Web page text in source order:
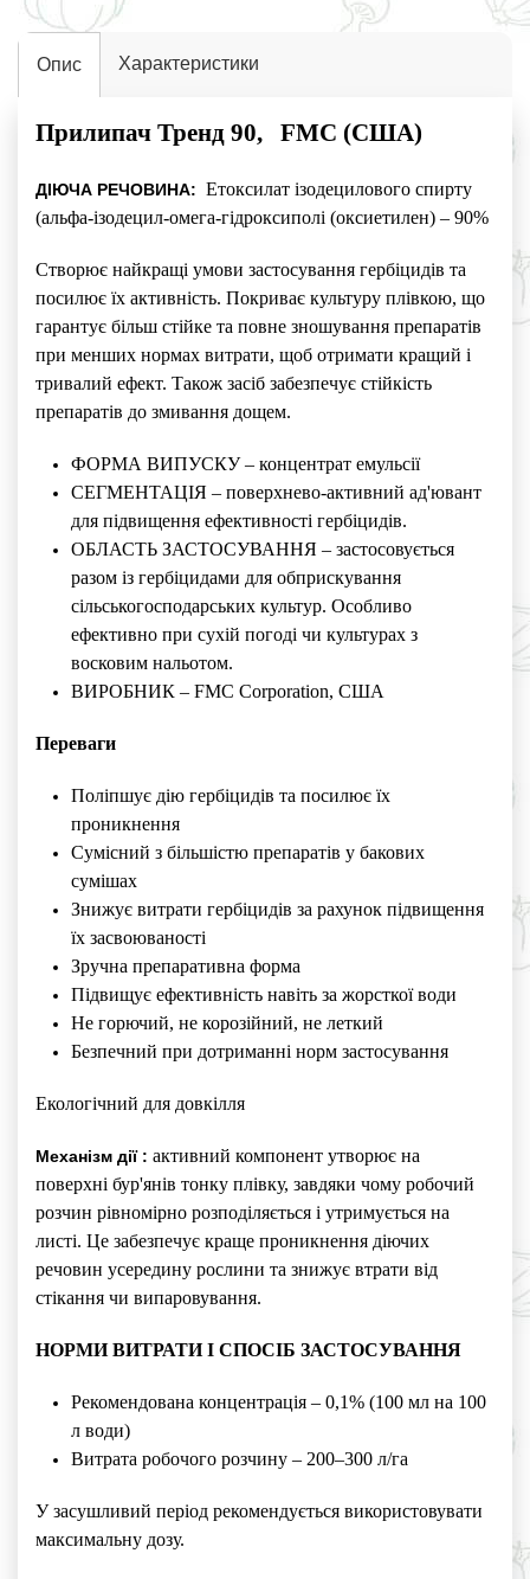
Опис Характеристики
Прилипач Тренд 90, FMC (США)
ДІЮЧА РЕЧОВИНА: Етоксилат ізодецилового спирту
(альфа-ізодецил-омега-гідроксиполі (оксиетилен) – 90%
Створює найкращі умови застосування гербіцидів та
посилює їх активність. Покриває культуру плівкою, що
гарантує більш стійке та повне зношування препаратів
при менших нормах витрати, щоб отримати кращий і
тривалий ефект. Також засіб забезпечує стійкість
препаратів до змивання дощем.
ФОРМА ВИПУСКУ – концентрат емульсії
СЕГМЕНТАЦІЯ – поверхнево-активний ад'ювант
для підвищення ефективності гербіцидів.
ОБЛАСТЬ ЗАСТОСУВАННЯ – застосовується
разом із гербіцидами для обприскування
сільськогосподарських культур. Особливо
ефективно при сухій погоді чи культурах з
восковим нальотом.
ВИРОБНИК – FMC Corporation, США
Переваги
Поліпшує дію гербіцидів та посилює їх
проникнення
Сумісний з більшістю препаратів у бакових
сумішах
Знижує витрати гербіцидів за рахунок підвищення
їх засвоюваності
Зручна препаративна форма
Підвищує ефективність навіть за жорсткої води
Не горючий, не корозійний, не леткий
Безпечний при дотриманні норм застосування
Екологічний для довкілля
Механізм дії : активний компонент утворює на
поверхні бур'янів тонку плівку, завдяки чому робочий
розчин рівномірно розподіляється і утримується на
листі. Це забезпечує краще проникнення діючих
речовин усередину рослини та знижує втрати від
стікання чи випаровування.
НОРМИ ВИТРАТИ І СПОСІБ ЗАСТОСУВАННЯ
Рекомендована концентрація – 0,1% (100 мл на 100
л води)
Витрата робочого розчину – 200–300 л/га
У засушливий період рекомендується використовувати
максимальну дозу.